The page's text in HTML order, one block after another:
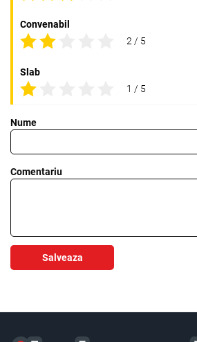
Convenabil
2 / 5
Slab
1 / 5
Nume
Comentariu
Salveaza